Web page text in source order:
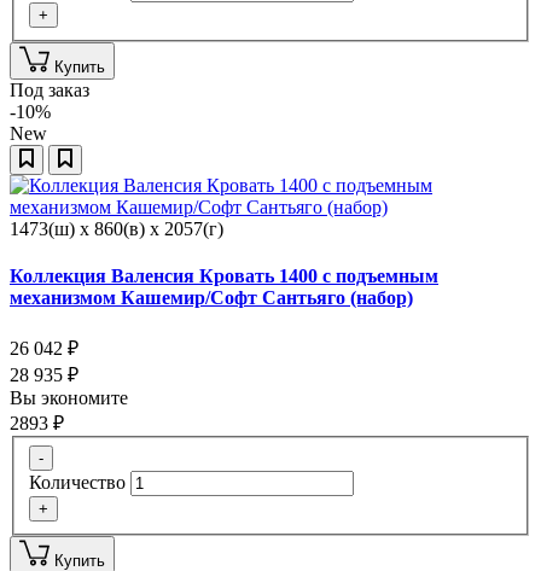
+
Купить
Под заказ
-10%
New
1473(ш) x 860(в) x 2057(г)
Коллекция Валенсия Кровать 1400 с подъемным
механизмом Кашемир/Софт Сантьяго (набор)
26 042 ₽
28 935 ₽
Вы экономите
2893 ₽
-
Количество
+
Купить